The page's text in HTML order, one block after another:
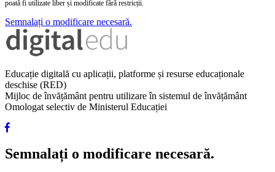
poată fi utilizate liber și modificate fără restricții.
Semnalați o modificare necesară.
Educație digitală cu aplicații, platforme și resurse educaționale
deschise (RED)
Mijloc de învățământ pentru utilizare în sistemul de învățământ
Omologat selectiv de Ministerul Educației
Semnalați o modificare necesară.